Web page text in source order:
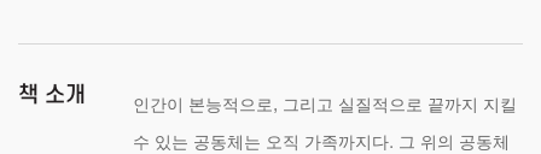
책 소개 인간이 본능적으로 , 그리고 실질적으로 끝까지 지킬
수 있는 공동체는 오직 가족까지다. 그 위의 공동체